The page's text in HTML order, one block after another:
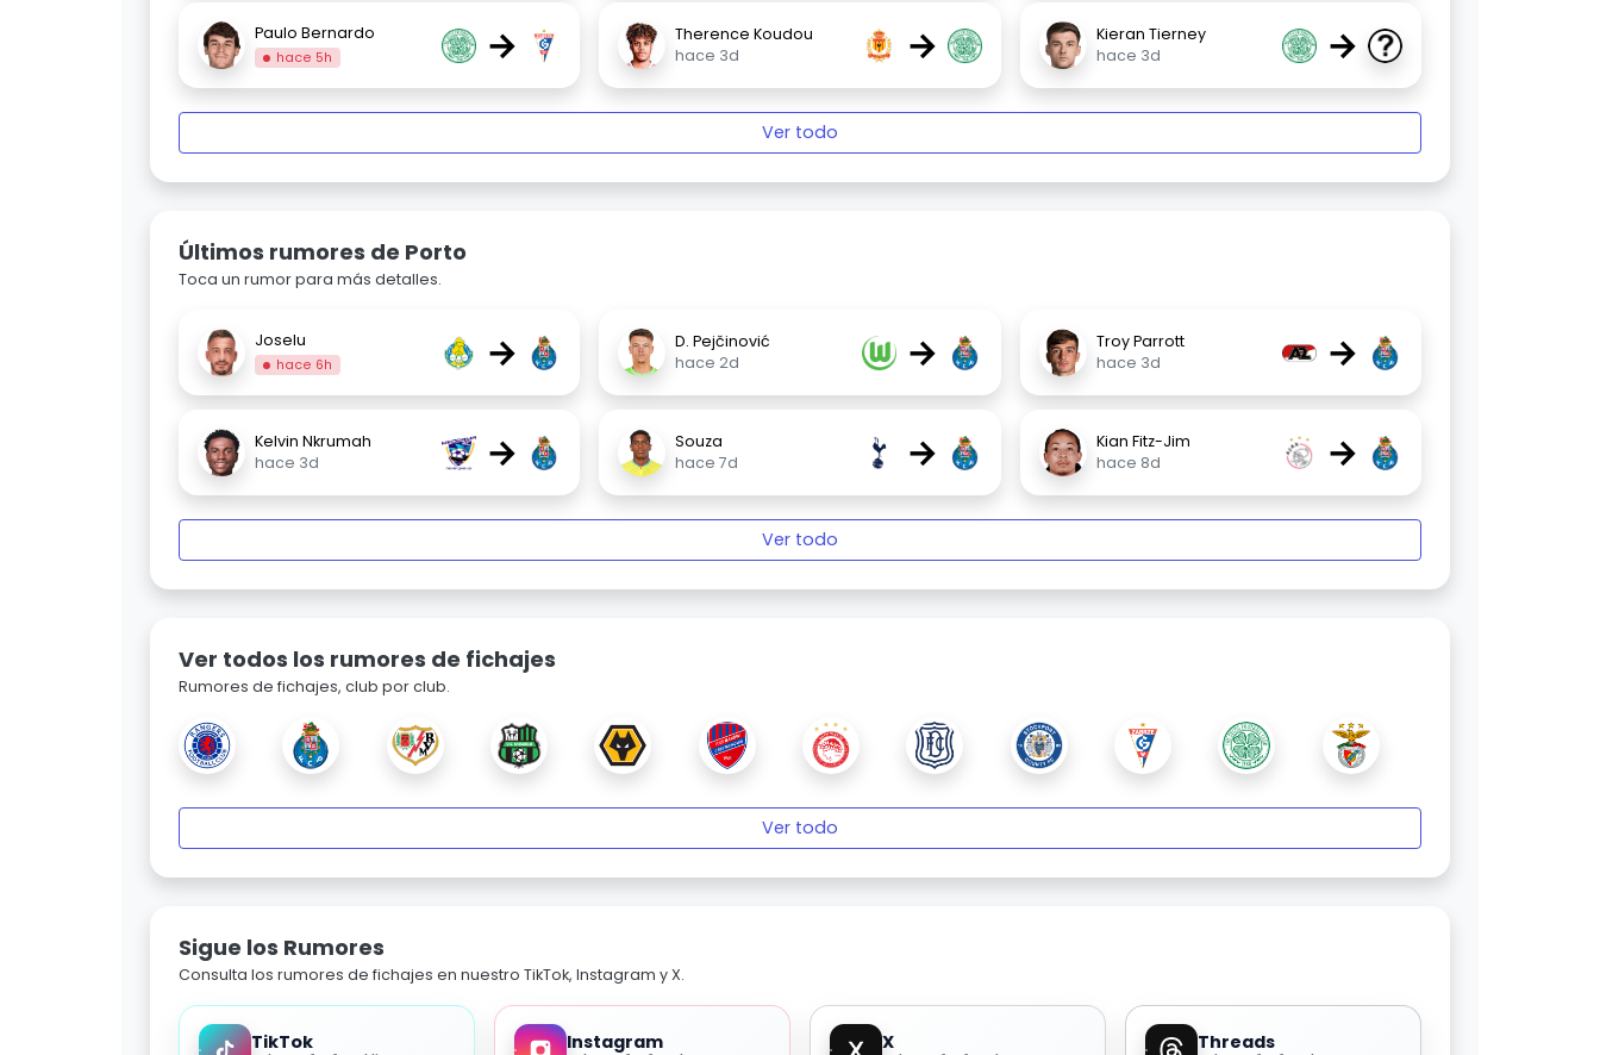
Paulo Bernardo
hace 5h →
Therence Koudou
hace 3d
→
Kieran Tierney
hace 3d
→
Ver todo
Últimos rumores de Porto
Toca un rumor para más detalles.
Joselu
hace 6h →
D. Pejčinović
hace 2d
→
Troy Parrott
hace 3d
→
Kelvin Nkrumah
hace 3d
→
Souza
hace 7d
→
Kian Fitz-Jim
hace 8d
→
Ver todo
Ver todos los rumores de fichajes
Rumores de fichajes, club por club.
Ver todo
Sigue los Rumores
Consulta los rumores de fichajes en nuestro TikTok, Instagram y X.
TikTok Instagram X Threads